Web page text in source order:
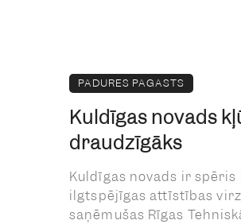
PADURES PAGASTS
Kuldīgas novads
draudzīgāks
Kuldīgas novads ir spēris
ilgtspējīgas attīstības
saņēmušas Rīgas